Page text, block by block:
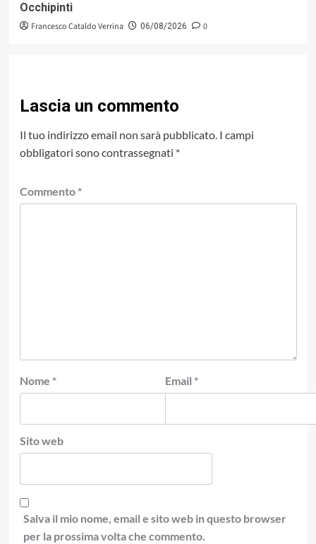
Occhipinti
Francesco Cataldo Verrina 06/08/2026 0
Lascia un commento
Il tuo indirizzo email non sarà pubblicato. I campi
obbligatori sono contrassegnati *
Commento *
Nome * Email *
Sito web
Salva il mio nome, email e sito web in questo browser
per la prossima volta che commento.